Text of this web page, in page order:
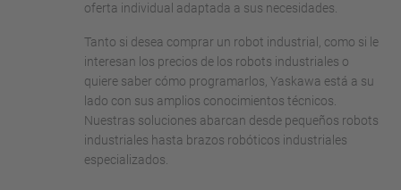
oferta individual adaptada a sus necesidades.
Tanto si desea comprar un robot industrial, como si le
interesan los precios de los robots industriales o
quiere saber cómo programarlos, Yaskawa está a su
lado con sus amplios conocimientos técnicos.
Nuestras soluciones abarcan desde pequeños robots
industriales hasta brazos robóticos industriales
especializados.